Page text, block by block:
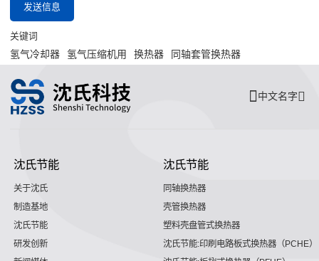
发送信息
关键词
氢气冷却器 氢气压缩机用 换热器 同轴套管换热器
中文名字
沈氏节能
关于沈氏
制造基地
沈氏节能
研发创新
沈氏节能
同轴换热器
壳管换热器
塑料壳盘管式换热器
沈氏节能:印刷电路板式换热器（PCHE）